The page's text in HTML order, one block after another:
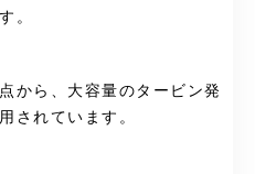
。
から、大容量のタービン発
されています。